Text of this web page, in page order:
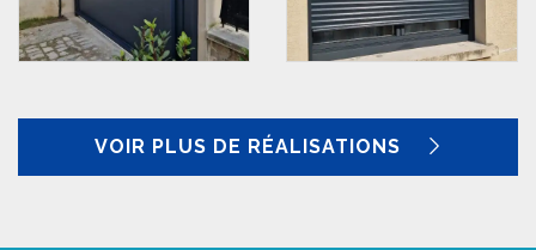
VOIR PLUS DE RÉALISATIONS